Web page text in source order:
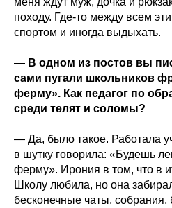
походу. Где‑то между всем
спортом и иногда выдыхать.
— В одном из постов вы
сами пугали школьников
ферму». Как педагог по
среди телят и соломы?
— Да, было такое. Работала
в шутку говорила: «Будешь
ферму». Ирония в том, что в
Школу любила, но она
бесконечные чаты,